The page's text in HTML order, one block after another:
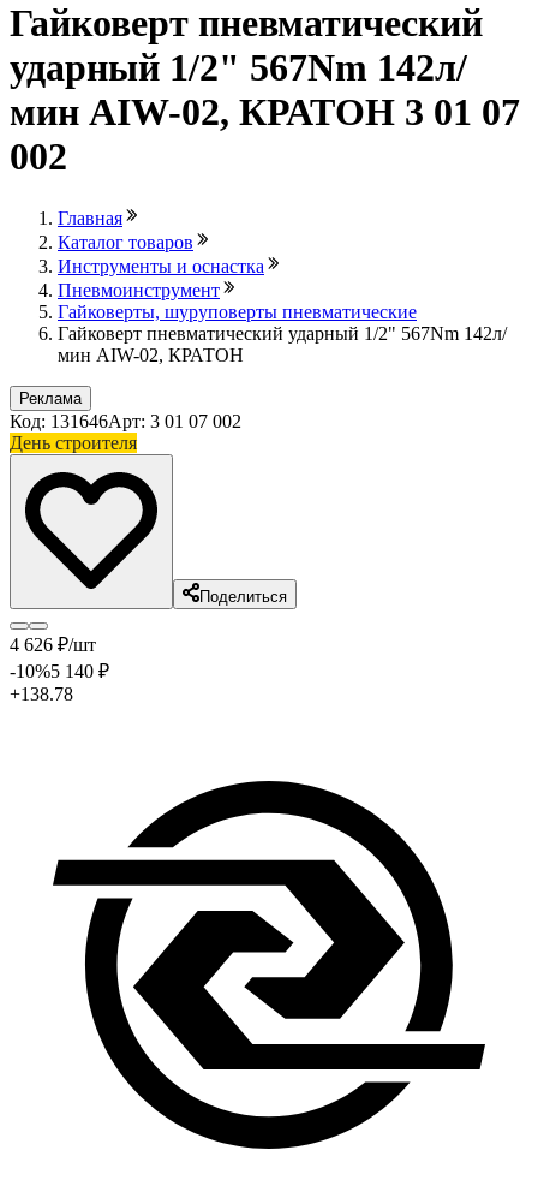
Гайковерт пневматический
ударный 1/2" 567Nm 142л/
мин AIW-02, КРАТОН 3 01 07
002
Главная
Каталог товаров
Инструменты и оснастка
Пневмоинструмент
Гайковерты, шуруповерты пневматические
Гайковерт пневматический ударный 1/2" 567Nm 142л/
мин AIW-02, КРАТОН
Реклама
Код: 131646Арт: 3 01 07 002
День строителя
Поделиться
4 626 ₽/шт
-10%5 140 ₽
+138.78